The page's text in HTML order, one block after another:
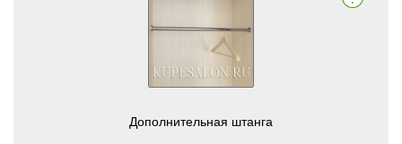
Дополнительная штанга